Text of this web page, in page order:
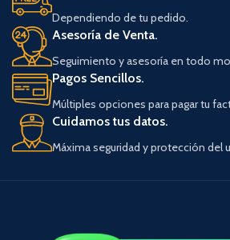
Dependiendo de tu pedido.
Asesoría de Venta.
Seguimiento y asesoría en todo
Pagos Sencillos.
Múltiples opciones para pagar tu
Cuidamos tus datos.
Máxima seguridad y protección del